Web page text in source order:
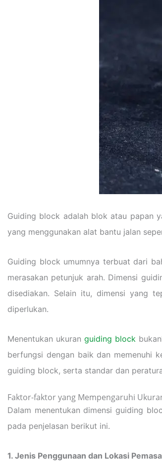
Guiding block adalah blok atau papan
yang menggunakan alat bantu jalan
Guiding block umumnya terbuat dari
merasakan petunjuk arah. Dimensi
disediakan. Selain itu, dimensi yang
diperlukan.
Menentukan ukuran guiding block
berfungsi dengan baik dan memenuhi
guiding block, serta standar dan
Faktor-faktor yang Mempengaruhi
Dalam menentukan dimensi guiding
pada penjelasan berikut ini.
1. Jenis Penggunaan dan Lokasi